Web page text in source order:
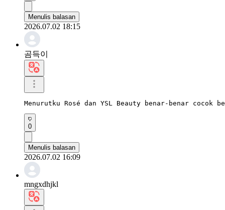
Menulis balasan
2026.07.02 18:15
곰득이
Menurutku Rosé dan YSL Beauty benar-benar
0
Menulis balasan
2026.07.02 16:09
mngxdhjkl